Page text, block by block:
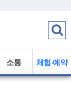
체험·예약
소통